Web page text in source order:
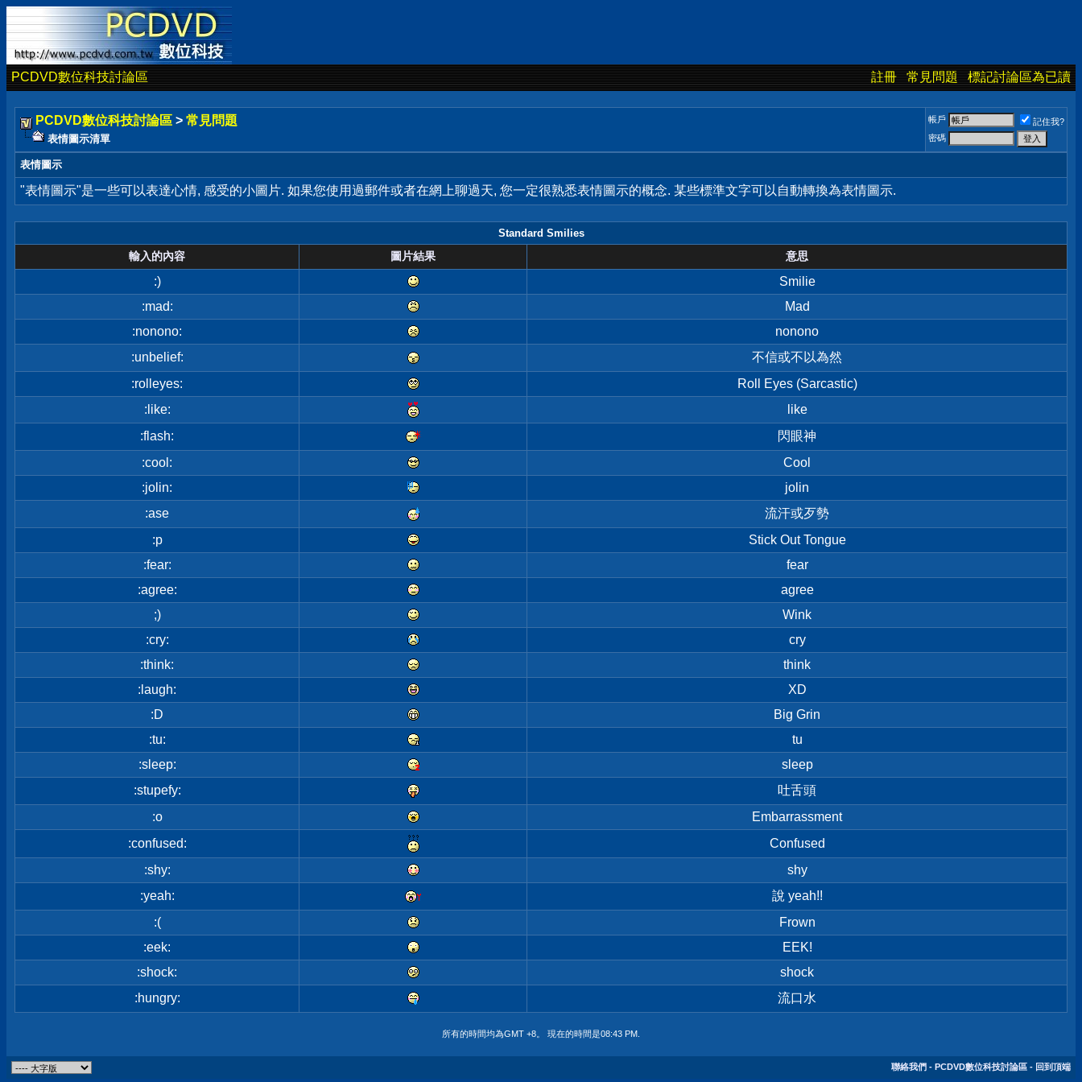
PCDVD數位科技討論區 註冊 常見問題 標記討論區為已讀
PCDVD數位科技討論區 > 常見問題
表情圖示清單
帳戶
記住我?
密碼
表情圖示
"表情圖示"是一些可以表達心情, 感受的小圖片. 如果您使用過郵件或者在網上聊過天, 您一定很熟悉表情圖示的概念. 某些標準文字可以自動轉換為表情圖示.
Standard Smilies
輸入的內容 圖片結果 意思
:)
Smilie
:mad:
Mad
:nonono:
nonono
:unbelief:
不信或不以為然
:rolleyes:
Roll Eyes (Sarcastic)
:like:
like
:flash:
閃眼神
:cool:
Cool
:jolin:
jolin
:ase
流汗或歹勢
:p
Stick Out Tongue
:fear:
fear
:agree:
agree
;)
Wink
:cry:
cry
:think:
think
:laugh:
XD
:D
Big Grin
:tu:
tu
:sleep:
sleep
:stupefy:
吐舌頭
:o
Embarrassment
:confused:
Confused
:shy:
shy
:yeah:
說 yeah!!
:(
Frown
:eek:
EEK!
:shock:
shock
:hungry:
流口水
所有的時間均為GMT +8。 現在的時間是08:43 PM
聯絡我們 - PCDVD數位科技討論區 - 回到頂端